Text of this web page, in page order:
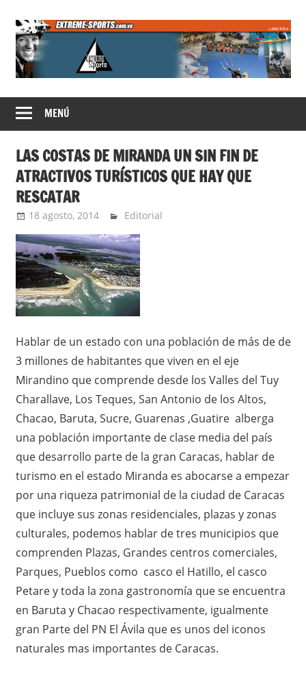
contenido
Extreme
Sports
MENÚ
LAS COSTAS DE MIRANDA UN SIN FIN DE
ATRACTIVOS TURÍSTICOS QUE HAY QUE
RESCATAR
18 agosto, 2014 Extreme Sports
Editorial
Hablar de un estado con una población de más de de
3 millones de habitantes que viven en el eje
Mirandino que comprende desde los Valles del Tuy
Charallave, Los Teques, San Antonio de los Altos,
Chacao, Baruta, Sucre, Guarenas ,Guatire alberga
una población importante de clase media del país
que desarrollo parte de la gran Caracas, hablar de
turismo en el estado Miranda es abocarse a empezar
por una riqueza patrimonial de la ciudad de Caracas
que incluye sus zonas residenciales, plazas y zonas
culturales, podemos hablar de tres municipios que
comprenden Plazas, Grandes centros comerciales,
Parques, Pueblos como casco el Hatillo, el casco
Petare y toda la zona gastronomía que se encuentra
en Baruta y Chacao respectivamente, igualmente
gran Parte del PN El Ávila que es unos del iconos
naturales mas importantes de Caracas.